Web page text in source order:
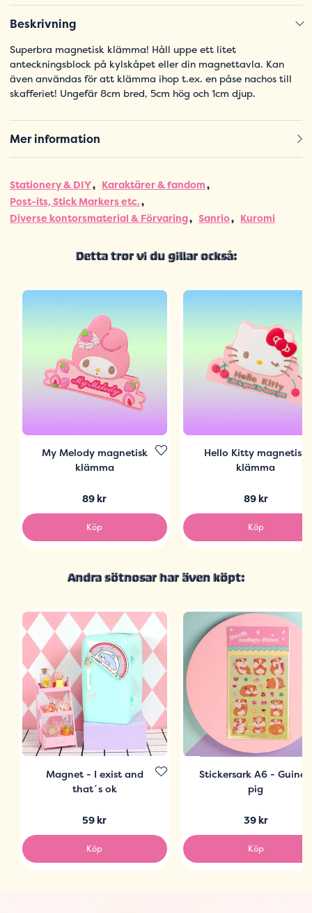
Beskrivning
Superbra magnetisk klämma! Håll uppe ett litet
anteckningsblock på kylskåpet eller din magnettavla. Kan
även användas för att klämma ihop t.ex. en påse nachos till
skafferiet! Ungefär 8cm bred, 5cm hög och 1cm djup.
Mer information
Stationery & DIY
Karaktärer & fandom
Post-its, Stick Markers etc.
Diverse kontorsmaterial & Förvaring
Sanrio Kuromi
Detta tror vi du gillar också:
My Melody magnetisk
klämma
89 kr
Köp
Hello Kitty magnetisk
klämma
89 kr
Köp
Andra sötnosar har även köpt:
Magnet - I exist and
that´s ok
59 kr
Köp
Stickersark A6 - Guinea
pig
39 kr
Köp